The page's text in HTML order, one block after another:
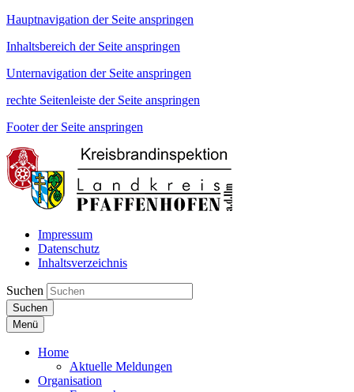
Hauptnavigation der Seite anspringen
Inhaltsbereich der Seite anspringen
Unternavigation der Seite anspringen
rechte Seitenleiste der Seite anspringen
Footer der Seite anspringen
Impressum
Datenschutz
Inhaltsverzeichnis
Suchen
Suchen
Menü
Home
Aktuelle Meldungen
Organisation